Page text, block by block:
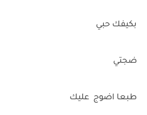
بكيفك حبي
ضجتي
طبعا اضوج عليك